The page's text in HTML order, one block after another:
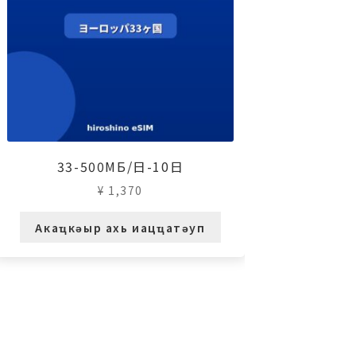
33-500МБ/日-10日
¥ 1,370
Акаҵкәыр ахь иацҵатәуп